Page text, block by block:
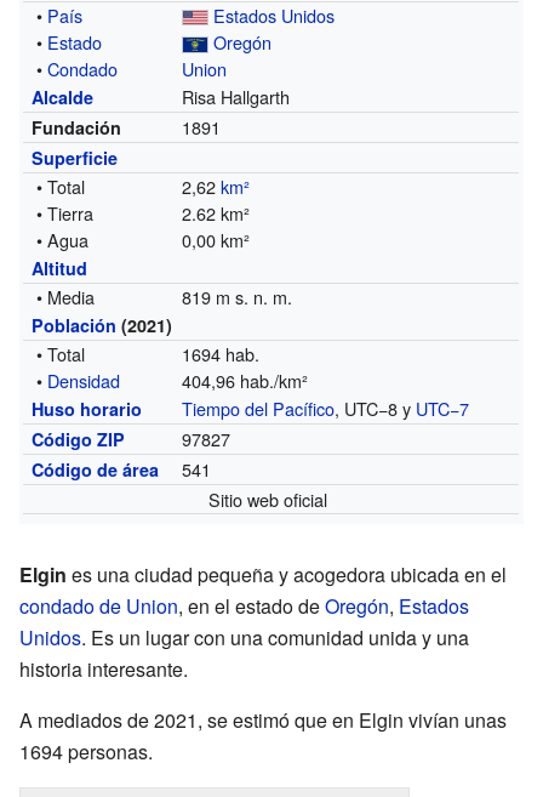
• País
Estados Unidos
• Estado
Oregón
•Condado Union
Alcalde Risa Hallgarth
Fundación 1891
Superficie
• Total 2,62km²
• Tierra
2.62 km²
• Agua
0,00 km²
Altitud
• Media 819 m s. n. m.
Población (2021)
• Total
1694 hab.
• Densidad 404,96 hab./km²
Huso horario Tiempo del Pacífico, UTC−8 y UTC−7
Código ZIP 97827
Código de área
541
Sitio web oficial
Elgin es una ciudad pequeña y acogedora ubicada en el
condado de Union, en el estado deOregón, Estados
Unidos. Es un lugar con una comunidad unida y una
historia interesante.
A mediados de 2021, se estimó que en Elgin vivían unas
1694 personas.